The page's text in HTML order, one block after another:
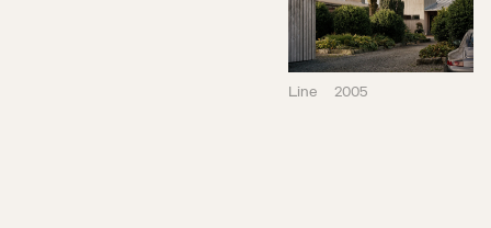
Line 2005